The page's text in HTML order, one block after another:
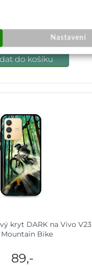
odeslání
do košíku
kryt DARK na Vivo V23
Mountain Bike
89,-
Nastavení